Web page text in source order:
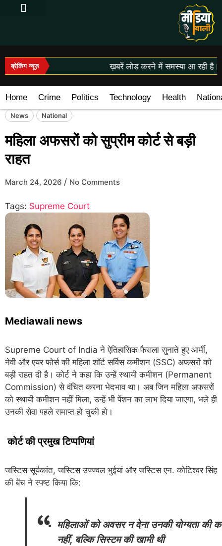
ब्रेकिंग न्यूज़ ख़बरें लोड करने में समस्या आ रही है।
Home Crime Politics Technology Health
News National
महिला अफसरों को सुप्रीम कोर्ट से बड़ी
राहत
March 24, 2026 / No Comments
Tags: Supreme Court
Mediawali news
Supreme Court of India ने ऐतिहासिक फैसला सुनाते हुए आर्मी,
नेवी और एयर फोर्स की महिला शॉर्ट सर्विस कमीशन (SSC) अफसरों को
बड़ी राहत दी है। कोर्ट ने कहा कि उन्हें स्थायी कमीशन (Permanent
Commission) से वंचित करना भेदभाव था। अब जिन महिला अफसरों
को स्थायी कमीशन नहीं मिला, उन्हें भी पेंशन का लाभ दिया जाएगा, भले ही
उनकी सेवा पहले समाप्त हो चुकी हो।
कोर्ट की प्रमुख टिप्पणियां
जस्टिस सूर्यकांत, जस्टिस उज्ज्वल भुईयां और जस्टिस एन. कोटिश्वर सिंह
की बेंच ने स्पष्ट किया कि:
महिलाओं को अवसर न देना उनकी योग्यता की
नहीं, बल्कि सिस्टम की खामी थी